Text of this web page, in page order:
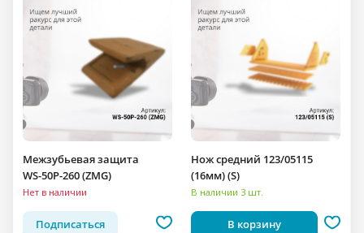
Межзубьевая защита
WS-50P-260 (ZMG)
Нет в наличии
Подписаться
Нож средний 123/05115
(16мм) (S)
В наличии 3 шт.
В корзину